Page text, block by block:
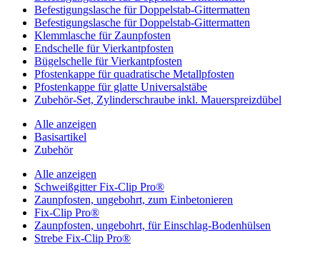
Befestigungslasche für Doppelstab-Gittermatten
Befestigungslasche für Doppelstab-Gittermatten
Klemmlasche für Zaunpfosten
Endschelle für Vierkantpfosten
Bügelschelle für Vierkantpfosten
Pfostenkappe für quadratische Metallpfosten
Pfostenkappe für glatte Universalstäbe
Zubehör-Set, Zylinderschraube inkl. Mauerspreizdübel
Alle anzeigen
Basisartikel
Zubehör
Alle anzeigen
Schweißgitter Fix-Clip Pro®
Zaunpfosten, ungebohrt, zum Einbetonieren
Fix-Clip Pro®
Zaunpfosten, ungebohrt, für Einschlag-Bodenhülsen
Strebe Fix-Clip Pro®